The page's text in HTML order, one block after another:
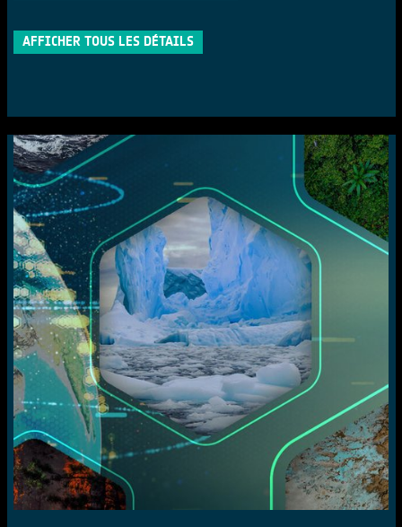
AFFICHER TOUS LES DÉTAILS